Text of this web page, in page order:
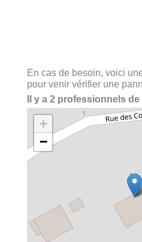
En cas de besoin, voici
pour venir vérifier une
Il y a 2 professionnels
+
−